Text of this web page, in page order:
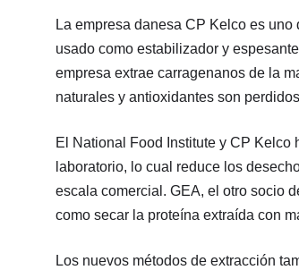
La empresa danesa CP Kelco es
usado como estabilizador y
empresa extrae carragenanos de la
naturales y antioxidantes son
El National Food Institute y CP Kelco
laboratorio, lo cual reduce los
escala comercial. GEA, el otro socio
como secar la proteína extraída con
Los nuevos métodos de extracción